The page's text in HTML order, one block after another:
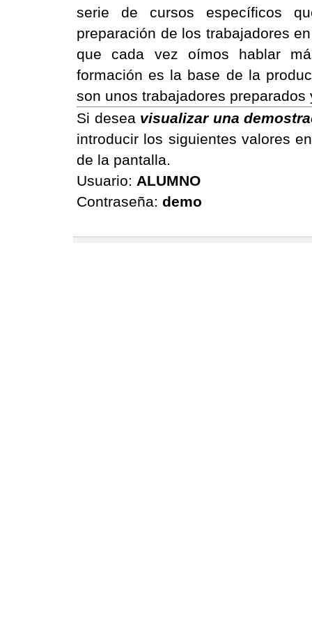
serie de cursos específicos
preparación de los trabajadores
que cada vez oímos hablar
formación es la base de la
son unos trabajadores preparados
Si desea visualizar una
introducir los siguientes valores
de la pantalla.
Usuario: ALUMNO
Contraseña: demo